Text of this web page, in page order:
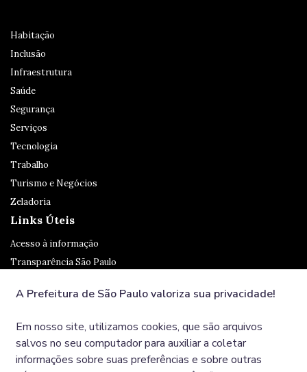
Habitação
Inclusão
Infraestrutura
Saúde
Segurança
Serviços
Tecnologia
Trabalho
Turismo e Negócios
Zeladoria
Links Úteis
Acesso à informação
Transparência São Paulo
Ouvidoria
A Prefeitura de São Paulo valoriza sua privacidade!
Em nosso site, utilizamos cookies, que são arquivos
salvos no seu computador para auxiliar a coletar
informações sobre suas preferências e sobre outras